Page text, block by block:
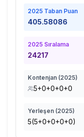
2025 Taban Puan
405.58086
2025 Sıralama
24217
Kontenjan (2025)
5+0+0+0+0
Yerleşen (2025)
5(5+0+0+0+0)